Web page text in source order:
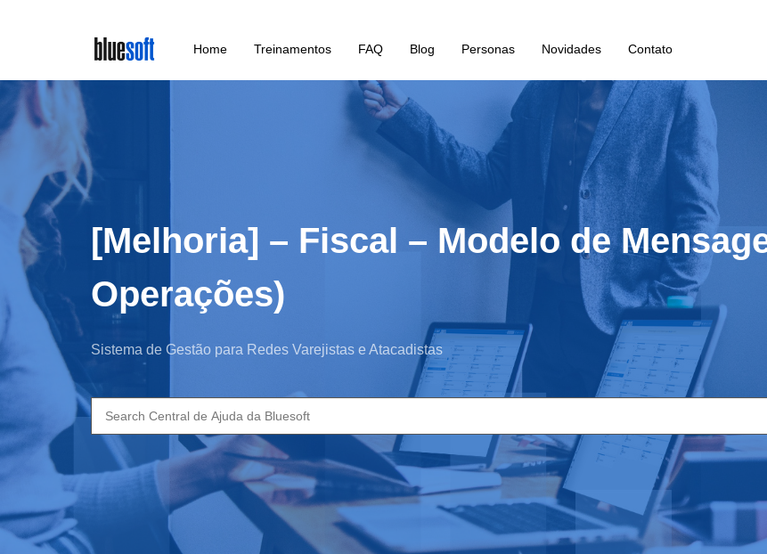
main
content
Home Treinamentos FAQ Blog Personas Novidades Contato
[Melhoria] – Fiscal – Modelo de
Operações)
Sistema de Gestão para Redes Varejistas e Atacadistas
Search
for: